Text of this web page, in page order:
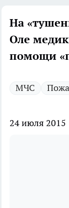
На
Оле
помощи
МЧС
24 июля 2015